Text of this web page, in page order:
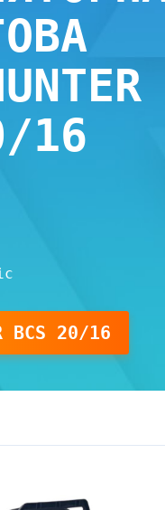
16
BCS 20/16